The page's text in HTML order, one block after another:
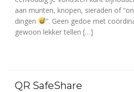
aan munten, knopen, sieraden of
dingen
”. Geen gedoe met
gewoon lekker tellen […]
QR SafeShare